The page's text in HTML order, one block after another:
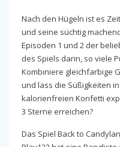
Nach den Hügeln ist es
und seine süchtig
Episoden 1 und 2 der
des Spiels darin, so viele
Kombiniere gleichfarbige
und lass die Süßigkeiten
kalorienfreien Konfetti
3 Sterne erreichen?
Das Spiel Back to